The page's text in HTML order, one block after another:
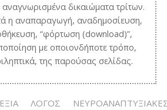
δικαιώματα τρίτων.
η αναπαραγωγή, αναδημοσίευση,
“φόρτωση (download)”,
με οποιονδήποτε τρόπο,
της παρούσας σελίδας.
ΛΟΓΟΣ